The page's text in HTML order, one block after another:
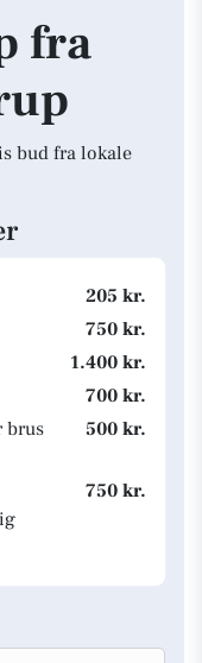
fra
bud fra lokale
205 kr.
750 kr.
1.400 kr.
700 kr.
brus
500 kr.
750 kr.